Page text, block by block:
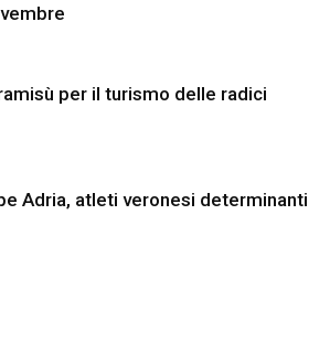
per il turismo delle radici
Adria, atleti veronesi determinanti